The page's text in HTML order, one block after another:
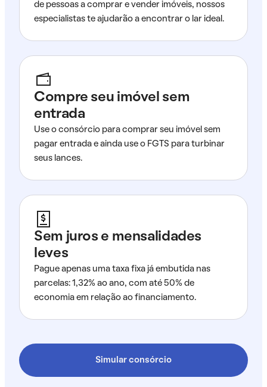
de pessoas a comprar e vender imóveis, nossos
especialistas te ajudarão a encontrar o lar ideal.
Compre seu imóvel sem
entrada
Use o consórcio para comprar seu imóvel sem
pagar entrada e ainda use o FGTS para turbinar
seus lances.
Sem juros e mensalidades
leves
Pague apenas uma taxa fixa já embutida nas
parcelas: 1,32% ao ano, com até 50% de
economia em relação ao financiamento.
Simular consórcio